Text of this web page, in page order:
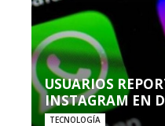
USUARIOS
INSTAGRAM EN
TECNOLOGÍA